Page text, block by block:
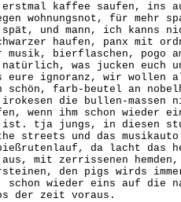
erstmal kaffee saufen, ins
wohnungsnot, für mehr
und mann, ich kanns
haufen, panx mit
bierflaschen, pogo
was jucken euch
eure ignoranz, wir wollen
farb-beutel an
die bullen-massen
wenn ihm schon wieder
ist. tja jungs, in diesen
streets und das
da lacht das
mit zerrissenen
den pigs wirds
schon wieder eins auf die
der zeit voraus.